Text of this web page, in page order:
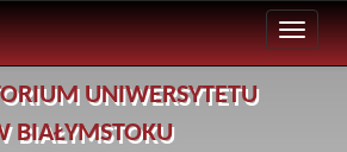
UNIWERSYTETU
BIAŁYMSTOKU